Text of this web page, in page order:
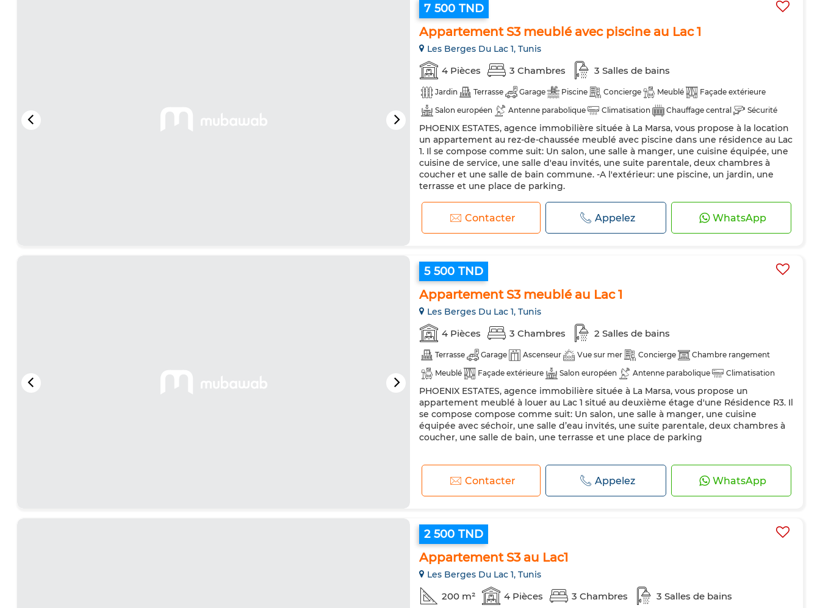
7 500 TND
Appartement S3 meublé avec piscine au Lac 1
Les Berges Du Lac 1, Tunis
4 Pièces 3 Chambres 3 Salles de bains
Jardin Terrasse Garage Piscine Concierge Meublé
Façade extérieure
Salon européen
Antenne parabolique Climatisation Chauffage central
Sécurité
Double vitrage
Porte blindée Cuisine équipée Réfrigérateur Four
TV
Machine à laver
Micro-ondes Internet Animaux domestiques autorisés
PHOENIX ESTATES, agence immobilière située à La Marsa, vous propose à la location
un appartement au rez-de-chaussée meublé avec piscine dans une résidence au Lac
1. Il se compose comme suit: Un salon, une salle à manger, une cuisine équipée, une
cuisine de service, une salle d'eau invités, une suite parentale, deux chambres à
coucher et une salle de bain commune. -A l'extérieur: une piscine, un jardin, une
terrasse et une place de parking.
Contacter Appelez WhatsApp
5 500 TND
Appartement S3 meublé au Lac 1
Les Berges Du Lac 1, Tunis
4 Pièces 3 Chambres 2 Salles de bains
Terrasse Garage Ascenseur Vue sur mer Concierge
Chambre rangement
Meublé
Façade extérieure Salon européen Antenne parabolique
Climatisation
Chauffage central
Sécurité Double vitrage Porte blindée
Cuisine équipée
Machine à laver Micro-ondes
Animaux domestiques autorisés
PHOENIX ESTATES, agence immobilière située à La Marsa, vous propose un
appartement meublé à louer au Lac 1 situé au deuxième étage d'une Résidence R3. Il
se compose compose comme suit: Un salon, une salle à manger, une cuisine
équipée avec séchoir, une salle d’eau invités, une suite parentale, deux chambres à
coucher, une salle de bain, une terrasse et une place de parking
Contacter Appelez WhatsApp
2 500 TND
Appartement S3 au Lac1
Les Berges Du Lac 1, Tunis
200 m² 4 Pièces 3 Chambres 3 Salles de bains